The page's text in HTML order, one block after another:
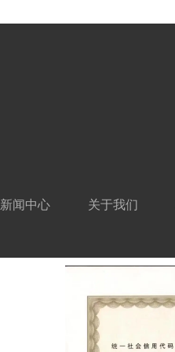
新闻中心 关于我们